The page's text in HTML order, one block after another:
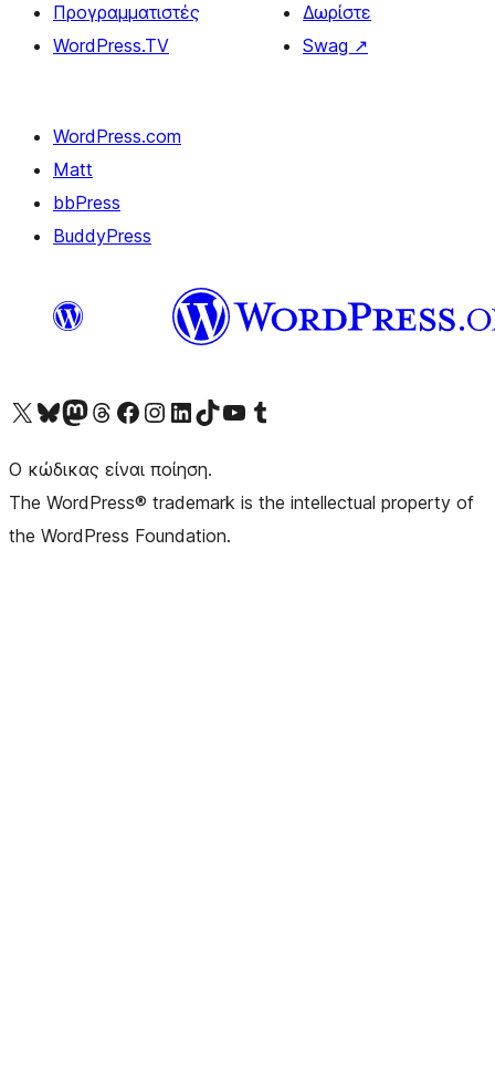
Προγραμματιστές
WordPress.TV
Δωρίστε
Swag ↗
WordPress.com
Matt
bbPress
BuddyPress
Visit our X (formerly Twitter) account
Visit our Bluesky account
Επισκεφθείτε τον λογαριασμό μας στο Mastodon
Visit our Threads account
Επισκεφτείτε τη σελίδα μας στο Facebook
Επισκεφθείτε τον λογαριασμό μας Instagram
Επισκεφθείτε τον λογαριασμό μας LinkedIn
Visit our TikTok account
Visit our YouTube channel
Visit our Tumblr account
Ο κώδικας είναι ποίηση.
The WordPress® trademark is the intellectual property of
the WordPress Foundation.